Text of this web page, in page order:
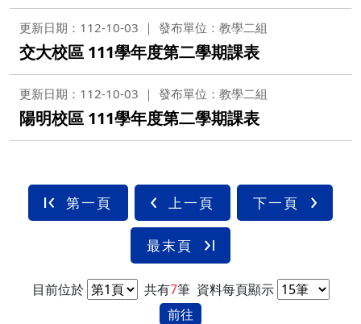
更新日期：112-10-03 發布單位：教學二組
交大校區 111學年度第二學期課表
更新日期：112-10-03 發布單位：教學二組
陽明校區 111學年度第二學期課表
第一頁 上一頁 下一頁
最末頁
目前位於 共有7筆 資料每頁顯示
前往